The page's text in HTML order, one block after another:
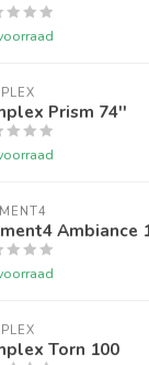
Prism 74''
Ambiance
Torn 100